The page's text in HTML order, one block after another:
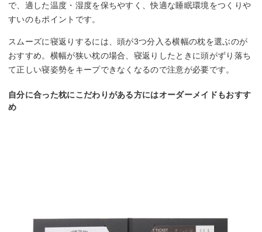
で、適した温度・湿度を保ちやすく、快適な睡眠環境をつくりや
すいのもポイントです。
スムーズに寝返りするには、頭が3つ分入る横幅の枕を選ぶのが
おすすめ。横幅が狭い枕の場合、寝返りしたときに頭がずり落ち
て正しい寝姿勢をキープできなくなるので注意が必要です。
自分に合った枕にこだわりがある方にはオーダーメイドもおすす
め